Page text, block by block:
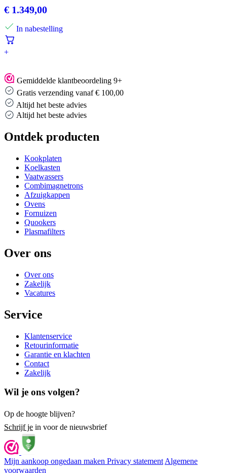
€ 1.349,00
In nabestelling
+
Gemiddelde klantbeoordeling 9+
Gratis verzending vanaf € 100,00
Altijd het beste advies
Altijd het beste advies
Ontdek producten
Kookplaten
Koelkasten
Vaatwassers
Combimagnetrons
Afzuigkappen
Ovens
Fornuizen
Quookers
Plasmafilters
Over ons
Over ons
Zakelijk
Vacatures
Service
Klantenservice
Retourinformatie
Garantie en klachten
Contact
Zakelijk
Wil je ons volgen?
Op de hoogte blijven?
Schrijf je in voor de nieuwsbrief
Mijn aankoop ongedaan maken Privacy statement Algemene
voorwaarden